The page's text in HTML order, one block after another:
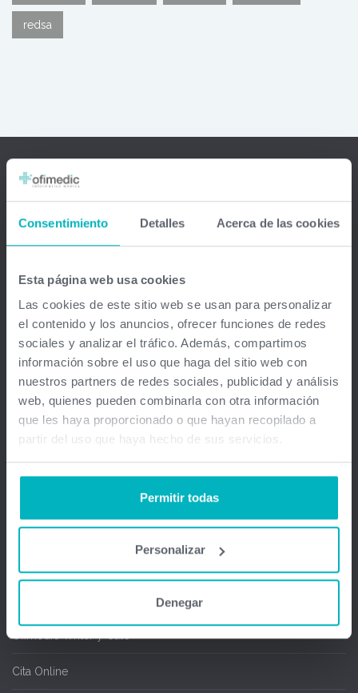
Consentimiento Detalles Acerca de las cookies
Esta página web usa cookies
Las cookies de este sitio web se usan para personalizar
el contenido y los anuncios, ofrecer funciones de redes
sociales y analizar el tráfico. Además, compartimos
información sobre el uso que haga del sitio web con
nuestros partners de redes sociales, publicidad y análisis
web, quienes pueden combinarla con otra información
que les haya proporcionado o que hayan recopilado a
partir del uso que haya hecho de sus servicios.
Permitir todas
Personalizar
Denegar
redsa
Ofimedic Software Médico
Empresa
Soluciones
Salas de espera
Ofimedic Writer y Calc
Cita Online